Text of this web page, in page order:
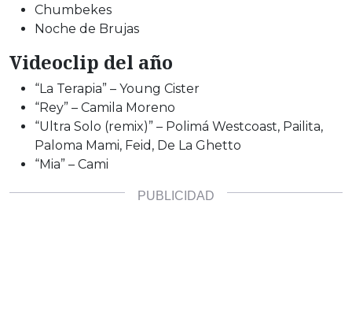
Chumbekes
Noche de Brujas
Videoclip del año
“La Terapia” – Young Cister
“Rey” – Camila Moreno
“Ultra Solo (remix)” – Polimá Westcoast, Pailita,
Paloma Mami, Feid, De La Ghetto
“Mia” – Cami